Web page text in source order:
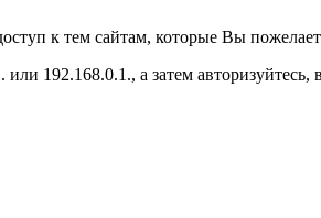
к тем сайтам, которые Вы
192.168.0.1., а затем